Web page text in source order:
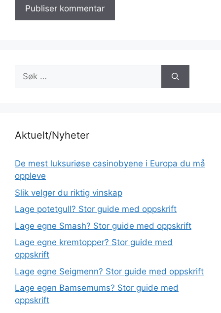
Søk
etter:
Aktuelt/Nyheter
De mest luksuriøse casinobyene i Europa du må
oppleve
Slik velger du riktig vinskap
Lage potetgull? Stor guide med oppskrift
Lage egne Smash? Stor guide med oppskrift
Lage egne kremtopper? Stor guide med
oppskrift
Lage egne Seigmenn? Stor guide med oppskrift
Lage egen Bamsemums? Stor guide med
oppskrift